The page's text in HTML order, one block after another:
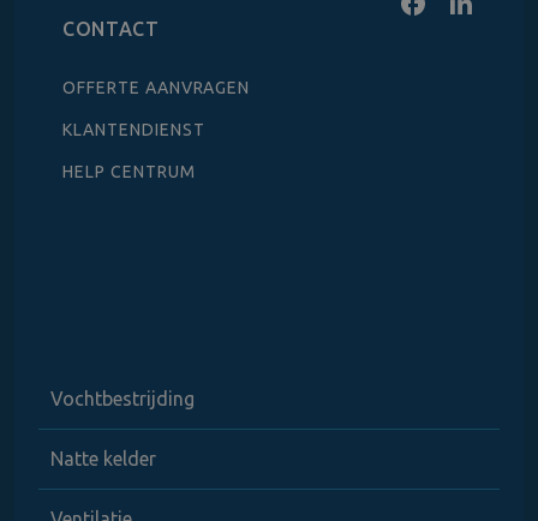
CONTACT
OFFERTE AANVRAGEN
KLANTENDIENST
HELP CENTRUM
Vochtbestrijding
Natte kelder